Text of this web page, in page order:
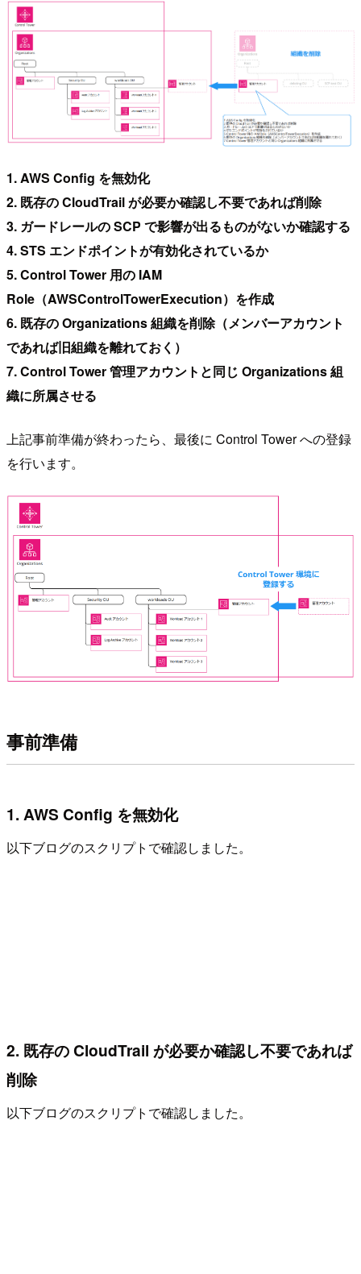
1. AWS Config を無効化
2. 既存の CloudTrail が必要か確認し不要であれば削除
3. ガードレールの SCP で影響が出るものがないか確認する
4. STS エンドポイントが有効化されているか
5. Control Tower 用の IAM
Role（AWSControlTowerExecution）を作成
6. 既存の Organizations 組織を削除（メンバーアカウント
であれば旧組織を離れておく）
7. Control Tower 管理アカウントと同じ Organizations 組
織に所属させる
上記事前準備が終わったら、最後に Control Tower への登録
を行います。
事前準備
1. AWS Config を無効化
以下ブログのスクリプトで確認しました。
2. 既存の CloudTrail が必要か確認し不要であれば
削除
以下ブログのスクリプトで確認しました。